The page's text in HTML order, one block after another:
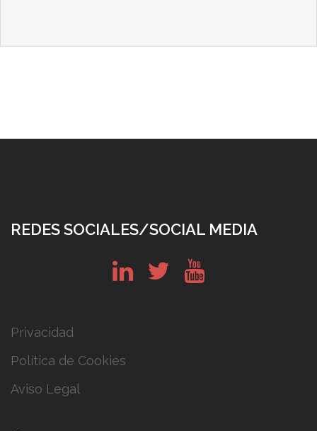
REDES SOCIALES/SOCIAL MEDIA
Privacidad
Política de Cookies
Aviso Legal